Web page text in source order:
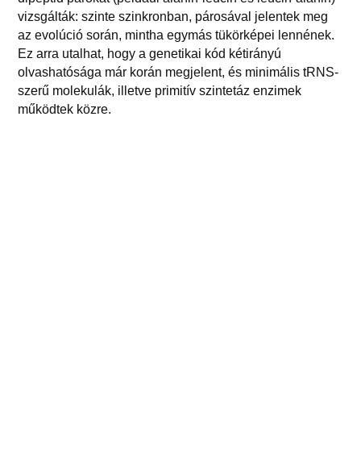
vizsgálták: szinte szinkronban, párosával jelentek meg
az evolúció során, mintha egymás tükörképei lennének.
Ez arra utalhat, hogy a genetikai kód kétirányú
olvashatósága már korán megjelent, és minimális tRNS-
szerű molekulák, illetve primitív szintetáz enzimek
működtek közre.